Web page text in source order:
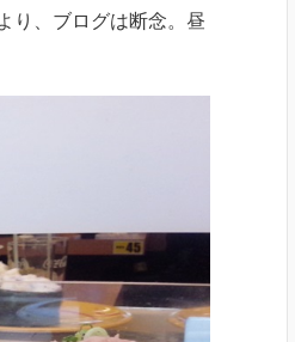
り、ブログは断念。昼